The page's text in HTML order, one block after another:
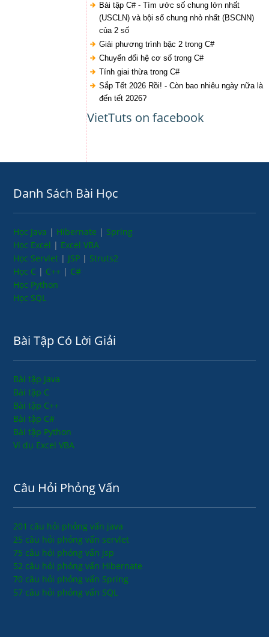
Bài tập C# - Tìm ước số chung lớn nhất
(USCLN) và bội số chung nhỏ nhất (BSCNN)
của 2 số
Giải phương trình bậc 2 trong C#
Chuyển đổi hệ cơ số trong C#
Tính giai thừa trong C#
Sắp Tết 2026 Rồi! - Còn bao nhiêu ngày nữa là
đến tết 2026?
VietTuts on facebook
Danh Sách Bài Học
Học Java | Hibernate | Spring
Học Excel | Excel VBA
Học Servlet | JSP | Struts2
Học C | C++ | C#
Học Python
Học SQL
Bài Tập Có Lời Giải
Bài tập Java
Bài tập C
Bài tập C++
Bài tập C#
Bài tập Python
Ví dụ Excel VBA
Câu Hỏi Phỏng Vấn
201 câu hỏi phỏng vấn java
25 câu hỏi phỏng vấn servlet
75 câu hỏi phỏng vấn jsp
52 câu hỏi phỏng vấn Hibernate
70 câu hỏi phỏng vấn Spring
57 câu hỏi phỏng vấn SQL